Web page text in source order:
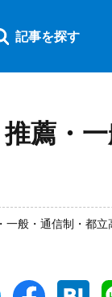
記事を探す
薦・
一般・通信制・都立